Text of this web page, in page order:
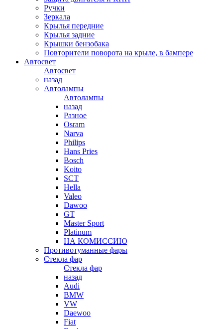
Ручки
Зеркала
Крылья передние
Крылья задние
Крышки бензобака
Повторители поворота на крыле, в бампере
Автосвет
Автосвет
назад
Автолампы
Автолампы
назад
Разное
Osram
Narva
Philips
Hans Pries
Bosch
Koito
SCT
Hella
Valeo
Dawoo
GT
Master Sport
Platinum
НА КОМИССИЮ
Противотуманные фары
Стекла фар
Стекла фар
назад
Audi
BMW
VW
Daewoo
Fiat